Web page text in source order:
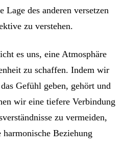
Lage des anderen versetzen
zu verstehen.
es uns, eine Atmosphäre
zu schaffen. Indem wir
Gefühl geben, gehört und
wir eine tiefere Verbindung
zu vermeiden,
harmonische Beziehung